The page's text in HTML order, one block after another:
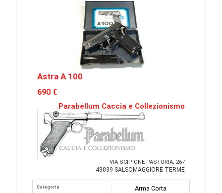
Astra A 100
690 €
Parabellum Caccia e Collezionismo
VIA SCIPIONE PASTORIA, 267
43039 SALSOMAGGIORE TERME
Categoria
Arma Corta